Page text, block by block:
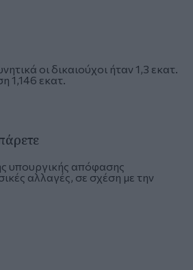
οι δικαιούχοι ήταν 1,3 εκατ.
1,146 εκατ.
υπουργικής απόφασης
αλλαγές, σε σχέση με την